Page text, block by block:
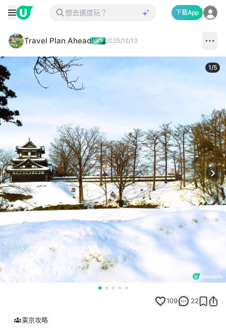
下載App
Travel Plan Ahead 2025/12/13
1/5
109 22
東京攻略